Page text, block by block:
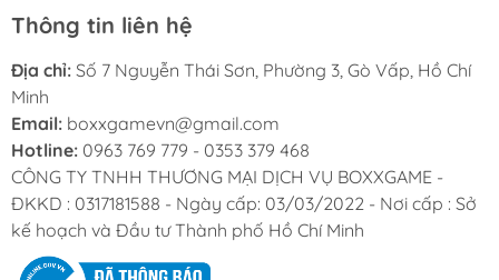
Thông tin liên hệ
Địa chỉ: Số 7 Nguyễn Thái Sơn, Phường 3, Gò Vấp, Hồ Chí
Minh
Email: boxxgamevn@gmail.com
Hotline: 0963 769 779 - 0353 379 468
CÔNG TY TNHH THƯƠNG MẠI DỊCH VỤ BOXXGAME -
ĐKKD : 0317181588 - Ngày cấp: 03/03/2022 - Nơi cấp : Sở
kế hoạch và Đầu tư Thành phố Hồ Chí Minh